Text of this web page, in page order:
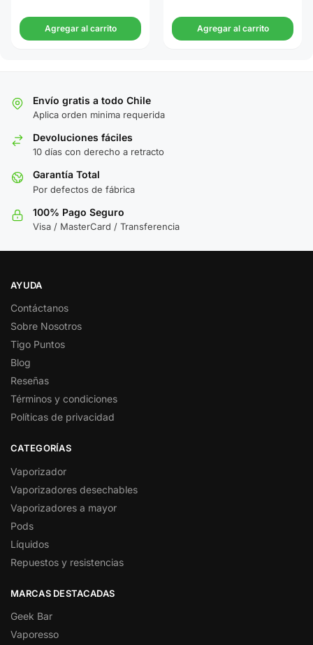
Agregar al carrito Agregar al carrito
Envío gratis a todo Chile
Aplica orden minima requerida
Devoluciones fáciles
10 días con derecho a retracto
Garantía Total
Por defectos de fábrica
100% Pago Seguro
Visa / MasterCard / Transferencia
AYUDA
Contáctanos
Sobre Nosotros
Tigo Puntos
Blog
Reseñas
Términos y condiciones
Políticas de privacidad
CATEGORÍAS
Vaporizador
Vaporizadores desechables
Vaporizadores a mayor
Pods
Líquidos
Repuestos y resistencias
MARCAS DESTACADAS
Geek Bar
Vaporesso